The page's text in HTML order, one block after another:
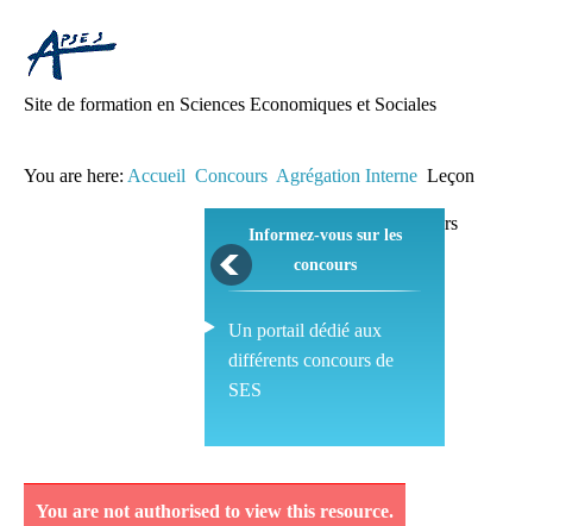
Site de formation en Sciences Economiques et Sociales
You are here: Accueil Concours Agrégation Interne Leçon
Informez-vous sur les
concours
Un portail dédié aux
différents concours de
SES
You are not authorised to view this resource.